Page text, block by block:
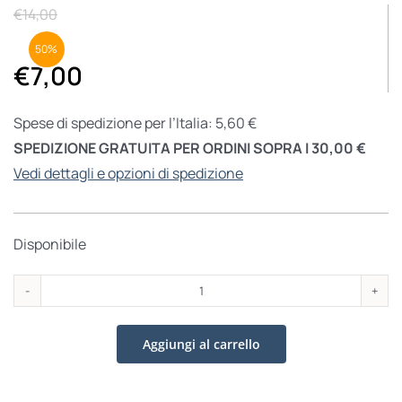
€14,00
€7,00
50%
Spese di spedizione per l’Italia: 5,60 €
SPEDIZIONE GRATUITA PER ORDINI SOPRA I 30,00 €
Vedi dettagli e opzioni di spedizione
Disponibile
Don
Pino
quantità
Aggiungi al carrello